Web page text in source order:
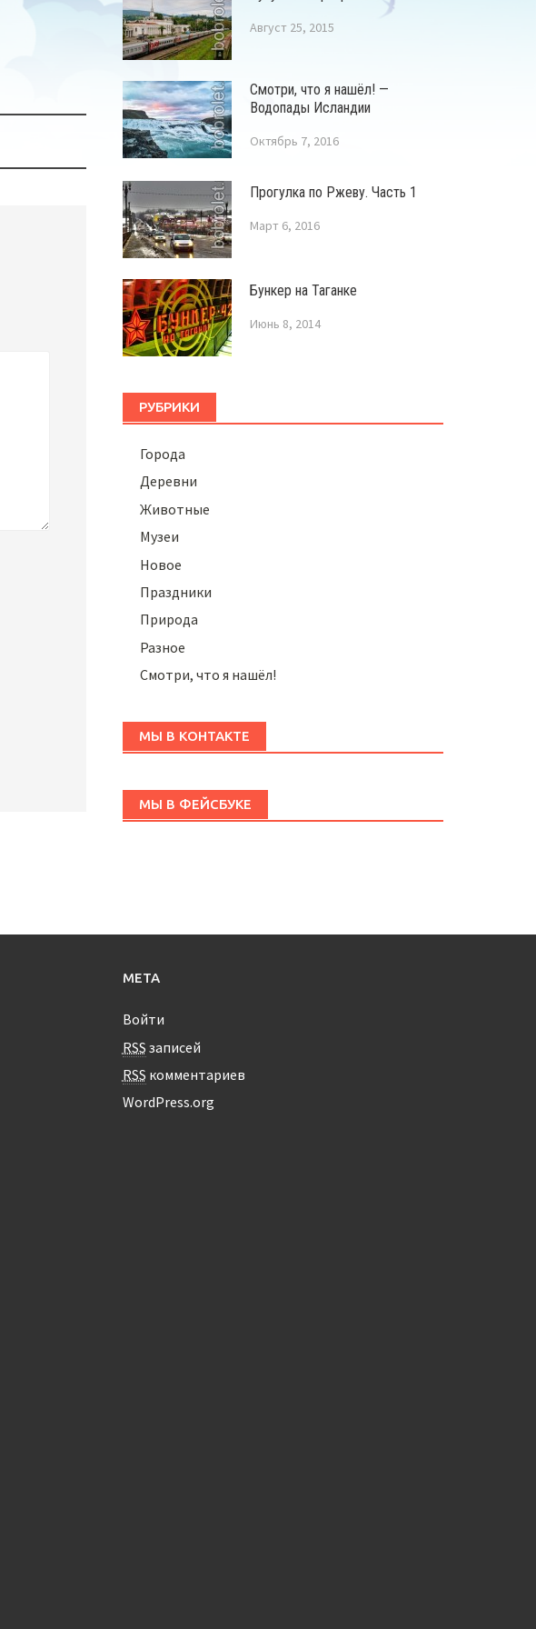
Август 25, 2015
Смотри, что я нашёл! —
Водопады Исландии
Октябрь 7, 2016
Прогулка по Ржеву. Часть 1
Март 6, 2016
Бункер на Таганке
Июнь 8, 2014
РУБРИКИ
Города
Деревни
Животные
Музеи
Новое
Праздники
Природа
Разное
Смотри, что я нашёл!
МЫ В КОНТАКТЕ
МЫ В ФЕЙСБУКЕ
МЕТА
Войти
RSS записей
RSS комментариев
WordPress.org